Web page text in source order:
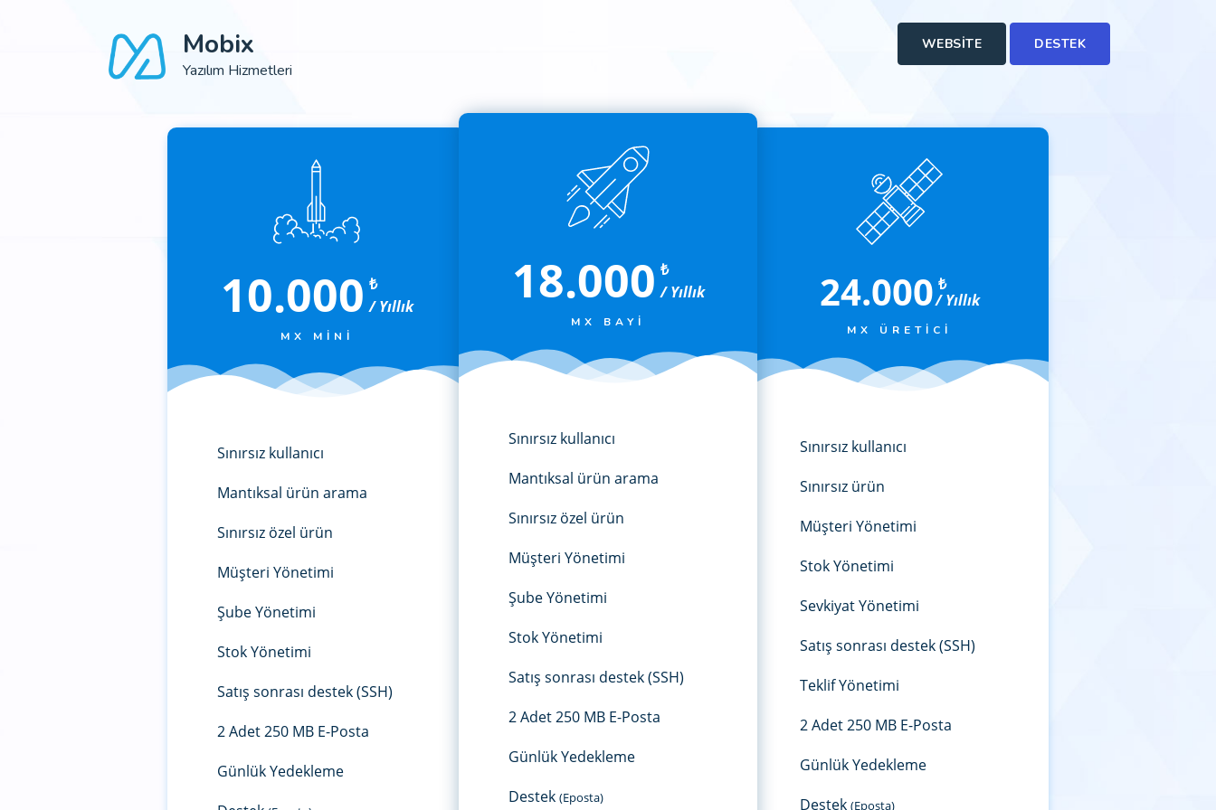
Mobix
Yazılım Hizmetleri
WEBSITE DESTEK
10.000 ₺
/ Yıllık
MX MINI
Sınırsız kullanıcı
Mantıksal ürün arama
Sınırsız özel ürün
Müşteri Yönetimi
Şube Yönetimi
Stok Yönetimi
Satış sonrası destek (SSH)
2 Adet 250 MB E-Posta
Günlük Yedekleme
18.000 ₺
/ Yıllık
MX BAYI
Sınırsız kullanıcı
Mantıksal ürün arama
Sınırsız özel ürün
Müşteri Yönetimi
Şube Yönetimi
Stok Yönetimi
Satış sonrası destek (SSH)
2 Adet 250 MB E-Posta
Günlük Yedekleme
Destek (Eposta)
24.000 ₺
/ Yıllık
MX ÜRETICI
Sınırsız kullanıcı
Sınırsız ürün
Müşteri Yönetimi
Stok Yönetimi
Sevkiyat Yönetimi
Satış sonrası destek (SSH)
Teklif Yönetimi
2 Adet 250 MB E-Posta
Günlük Yedekleme
Destek (Eposta)